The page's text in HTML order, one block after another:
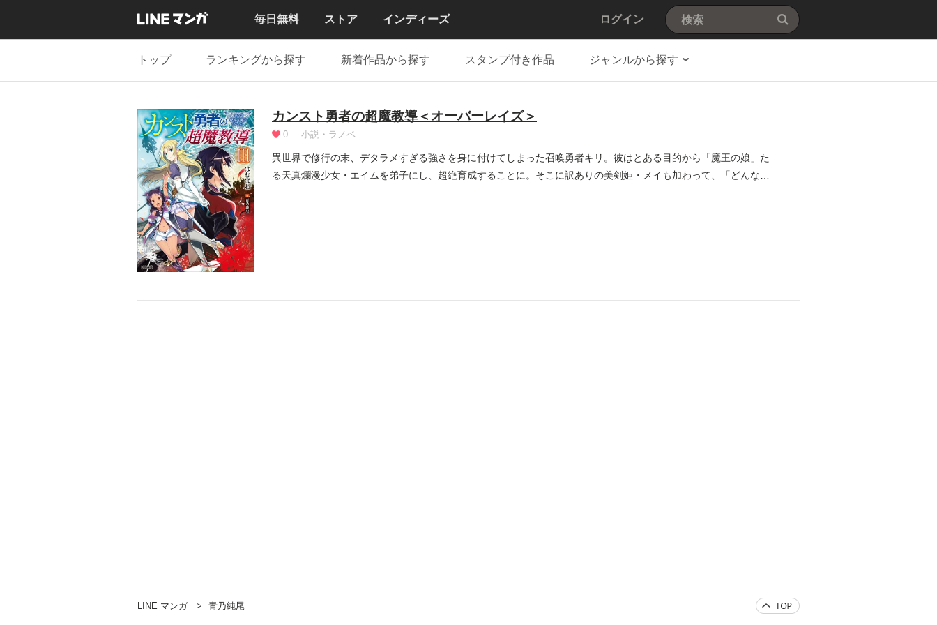
毎日無料 ストア インディーズ ログイン
トップ ランキングから探す 新着作品から探す スタンプ付き作品 ジャンルから探す
カンスト勇者の超魔教導＜オーバーレイズ＞
0 小説・ラノベ
異世界で修行の末、デタラメすぎる強さを身に付けてしまった召喚勇者キリ。彼はとある目的から「魔王の娘」た
る天真爛漫少女・エイムを弟子にし、超絶育成することに。そこに訳ありの美剣姫・メイも加わって、「どんな魔
LINE マンガ 青乃純尾